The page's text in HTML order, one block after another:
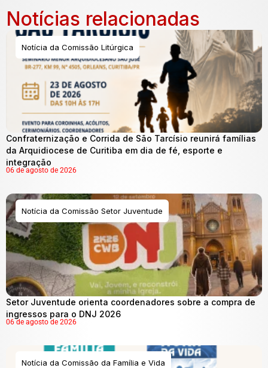
Notícias relacionadas
Notícia da Comissão Litúrgica
Confraternização e Corrida de São Tarcísio reunirá famílias
da Arquidiocese de Curitiba em dia de fé, esporte e
integração
06 de agosto de 2026
Notícia da Comissão Setor Juventude
Setor Juventude orienta coordenadores sobre a compra de
ingressos para o DNJ 2026
06 de agosto de 2026
Notícia da Comissão da Família e Vida